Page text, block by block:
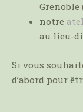
Grenoble
notre
au lieu-
Si vous
d’abord pour